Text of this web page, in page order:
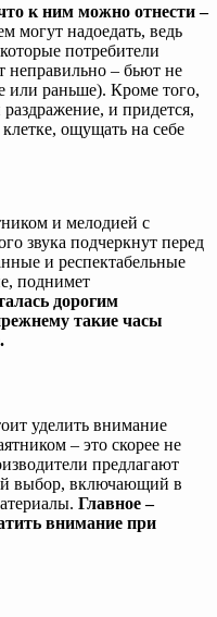
к ним можно отнести –
могут надоедать, ведь
потребители
неправильно – бьют не
или раньше). Кроме того,
и придется,
ощущать на себе
и мелодией с
звука подчеркнут перед
и респектабельные
поднимет
дорогим
такие часы
уделить внимание
– это скорее не
предлагают
выбор, включающий в
Главное –
внимание при